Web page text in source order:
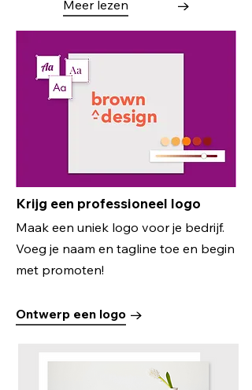
Krijg een professioneel logo
Maak een uniek logo voor je bedrijf.
Voeg je naam en tagline toe en begin
met promoten!
Ontwerp een logo
Meer lezen